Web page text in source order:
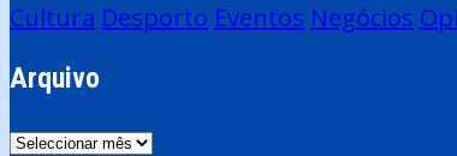
Cultura Desporto Eventos Negócios
Arquivo
Arquivo